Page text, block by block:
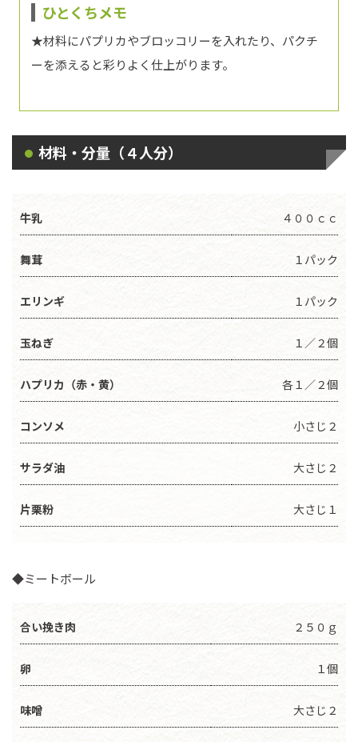
ひとくちメモ
★材料にパプリカやブロッコリーを入れたり、パクチ
ーを添えると彩りよく仕上がります。
材料・分量（４人分）
牛乳 ４００ｃｃ
舞茸 １パック
エリンギ １パック
玉ねぎ １／２個
ハプリカ（赤・黄） 各１／２個
コンソメ 小さじ２
サラダ油 大さじ２
片栗粉 大さじ１
◆ミートボール
合い挽き肉 ２５０ｇ
卵 １個
味噌 大さじ２